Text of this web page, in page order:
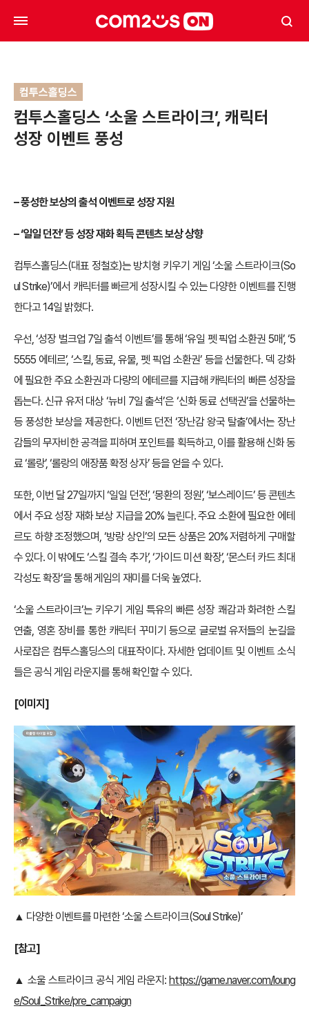
컴투스홀딩스
컴투스홀딩스 ‘소울 스트라이크’, 캐릭터
성장 이벤트 풍성
– 풍성한 보상의 출석 이벤트로 성장 지원
– ‘일일 던전’ 등 성장 재화 획득 콘텐츠 보상 상향
컴투스홀딩스(대표 정철호)는 방치형 키우기 게임 ‘소울 스트라이크(So
ul Strike)’에서 캐릭터를 빠르게 성장시킬 수 있는 다양한 이벤트를 진행
한다고 14일 밝혔다.
우선, ‘성장 벌크업 7일 출석 이벤트’를 통해 ‘유일 펫 픽업 소환권 5매’, ‘5
5555 에테르’, ‘스킬, 동료, 유물, 펫 픽업 소환권’ 등을 선물한다. 덱 강화
에 필요한 주요 소환권과 다량의 에테르를 지급해 캐릭터의 빠른 성장을
돕는다. 신규 유저 대상 ‘뉴비 7일 출석’은 ‘신화 동료 선택권’을 선물하는
등 풍성한 보상을 제공한다. 이벤트 던전 ‘장난감 왕국 탈출’에서는 장난
감들의 무자비한 공격을 피하며 포인트를 획득하고, 이를 활용해 신화 동
료 ‘롤랑’, ‘롤랑의 애장품 확정 상자’ 등을 얻을 수 있다.
또한, 이번 달 27일까지 ‘일일 던전’, ‘몽환의 정원’, ‘보스레이드’ 등 콘텐츠
에서 주요 성장 재화 보상 지급을 20% 늘린다. 주요 소환에 필요한 에테
르도 하향 조정했으며, ‘방랑 상인’의 모든 상품은 20% 저렴하게 구매할
수 있다. 이 밖에도 ‘스킬 결속 추가’, ‘가이드 미션 확장’, ‘몬스터 카드 최대
각성도 확장’을 통해 게임의 재미를 더욱 높였다.
‘소울 스트라이크’는 키우기 게임 특유의 빠른 성장 쾌감과 화려한 스킬
연출, 영혼 장비를 통한 캐릭터 꾸미기 등으로 글로벌 유저들의 눈길을
사로잡은 컴투스홀딩스의 대표작이다. 자세한 업데이트 및 이벤트 소식
들은 공식 게임 라운지를 통해 확인할 수 있다.
[이미지]
▲ 다양한 이벤트를 마련한 ‘소울 스트라이크(Soul Strike)’
[참고]
▲ 소울 스트라이크 공식 게임 라운지: https://game.naver.com/loung
e/Soul_Strike/pre_campaign